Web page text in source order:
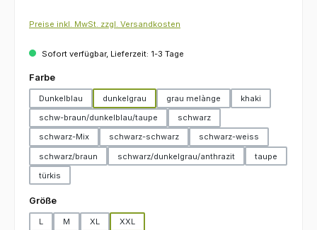
Preise inkl. MwSt. zzgl. Versandkosten
Sofort verfügbar, Lieferzeit: 1-3 Tage
Farbeauswählen
Dunkelblau dunkelgrau grau melànge
khaki
schw-braun/dunkelblau/taupe
schwarz
schwarz-Mix
schwarz-schwarz
schwarz-weiss
schwarz/braun
schwarz/dunkelgrau/anthrazit
taupe
türkis
Größeauswählen
L M XL XXL